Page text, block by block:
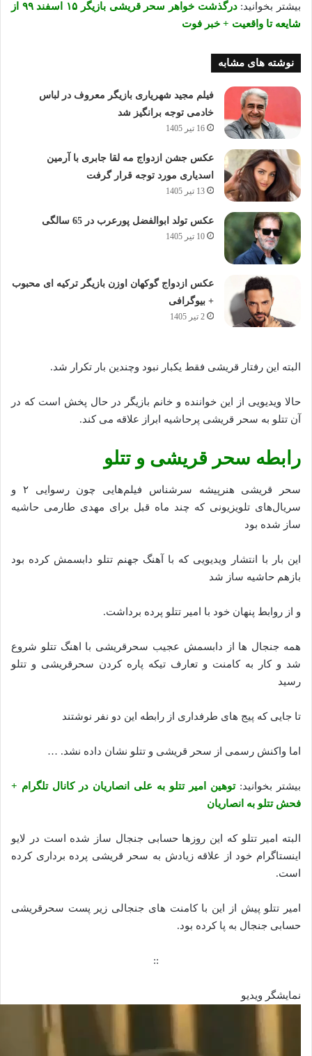
بیشتر بخوانید:
درگذشت خواهر سحر قریشی بازیگر ۱۵ اسفند ۹۹ از
شایعه تا واقعیت + خبر فوت
نوشته های مشابه
فیلم مجید شهریاری بازیگر معروف در لباس
خادمی توجه برانگیز شد
16 تیر 1405
عکس جشن ازدواج مه لقا جابری با آرمین
اسدیاری مورد توجه قرار گرفت
13 تیر 1405
عکس تولد ابوالفضل پورعرب در 65 سالگی
10 تیر 1405
عکس ازدواج گوکهان اوزن بازیگر ترکیه ای محبوب
+ بیوگرافی
2 تیر 1405
البته این رفتار قریشی فقط یکبار نبود وچندین بار تکرار شد.
حالا ویدیویی از این خواننده و خانم بازیگر در حال پخش است که در
آن تتلو به سحر قریشی پرحاشیه ابراز علاقه می کند.
رابطه سحر قریشی و تتلو
سحر قریشی هنرپیشه سرشناس فیلم‌هایی چون رسوایی ۲ و
سریال‌های تلویزیونی که چند ماه قبل برای مهدی طارمی حاشیه
ساز شده بود
این بار با انتشار ویدیویی که با آهنگ جهنم تتلو دابسمش کرده بود
بازهم حاشیه ساز شد
و از روابط پنهان خود با امیر تتلو پرده برداشت.
همه جنجال ها از دابسمش عجیب سحرقریشی با اهنگ تتلو شروع
شد و کار به کامنت و تعارف تیکه پاره کردن سحرقریشی و تتلو
رسید
تا جایی که پیج های طرفداری از رابطه این دو نفر نوشتند
اما واکنش رسمی از سحر قریشی و تتلو نشان داده نشد. …
بیشتر بخوانید:توهین امیر تتلو به علی انصاریان در کانال تلگرام +
فحش تتلو به انصاریان
البته امیر تتلو که این روزها حسابی جنجال ساز شده است در لایو
اینستاگرام خود از علاقه زیادش به سحر قریشی پرده برداری کرده
است.
امیر تتلو پیش از این با کامنت های جنجالی زیر پست سحرقریشی
حسابی جنجال به پا کرده بود.
::
نمایشگر ویدیو